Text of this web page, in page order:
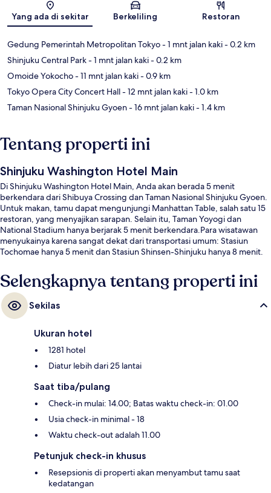
Peta
Yang ada di sekitar Berkeliling Restoran
Gedung Pemerintah Metropolitan Tokyo- 1 mnt jalan kaki- 0.2 km
Shinjuku Central Park- 1 mnt jalan kaki- 0.2 km
Omoide Yokocho- 11 mnt jalan kaki- 0.9 km
Tokyo Opera City Concert Hall- 12 mnt jalan kaki- 1.0 km
Taman Nasional Shinjuku Gyoen- 16 mnt jalan kaki- 1.4 km
Tentang properti ini
Shinjuku Washington Hotel Main
Di Shinjuku Washington Hotel Main, Anda akan berada 5 menit
berkendara dari Shibuya Crossing dan Taman Nasional Shinjuku Gyoen.
Untuk makan, tamu dapat mengunjungi Manhattan Table, salah satu 15
restoran, yang menyajikan sarapan. Selain itu, Taman Yoyogi dan
National Stadium hanya berjarak 5 menit berkendara.Para wisatawan
menyukainya karena sangat dekat dari transportasi umum: Stasiun
Tochomae hanya 5 menit dan Stasiun Shinsen-Shinjuku hanya 8 menit.
Selengkapnya tentang properti ini
Sekilas
Ukuran hotel
1281 hotel
Diatur lebih dari 25 lantai
Saat tiba/pulang
Check-in mulai: 14.00; Batas waktu check-in: 01.00
Usia check-in minimal - 18
Waktu check-out adalah 11.00
Petunjuk check-in khusus
Resepsionis di properti akan menyambut tamu saat
kedatangan